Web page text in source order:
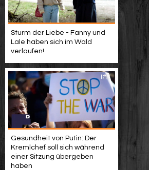
Sturm der Liebe - Fanny und
Lale haben sich im Wald
verlaufen!
Gesundheit von Putin: Der
Kremlchef soll sich während
einer Sitzung übergeben
haben